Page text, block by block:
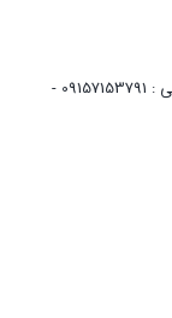
واحد پشتیبانی مشتریان : 05135092741 - واحد پشتیبانی : 09157153791 -